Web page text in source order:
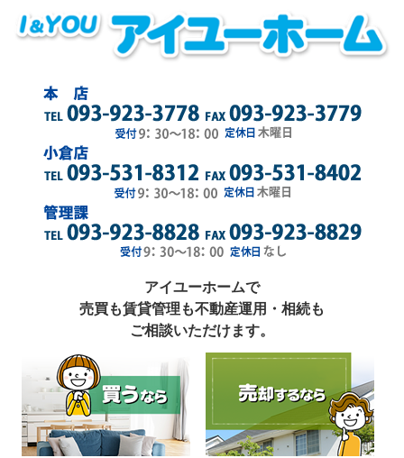
アイユーホームで
売買も賃貸管理も不動産運用・相続も
ご相談いただけます。